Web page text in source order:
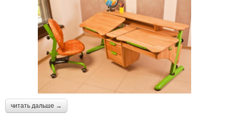
читать дальше →